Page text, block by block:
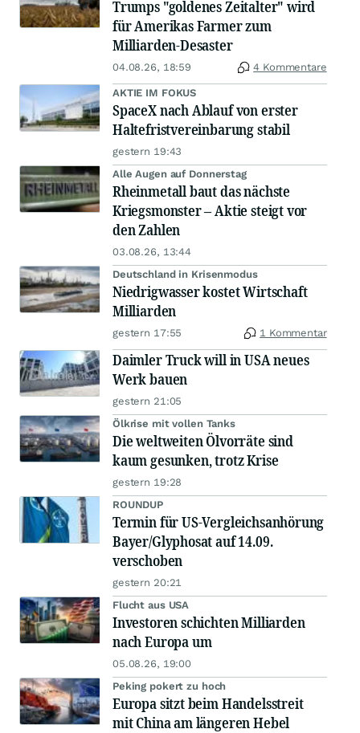
Trumps "goldenes Zeitalter" wird
für Amerikas Farmer zum
Milliarden-Desaster
04.08.26, 18:59 4 Kommentare
AKTIE IM FOKUS
SpaceX nach Ablauf von erster
Haltefristvereinbarung stabil
gestern 19:43
Alle Augen auf Donnerstag
Rheinmetall baut das nächste
Kriegsmonster – Aktie steigt vor
den Zahlen
03.08.26, 13:44
Deutschland in Krisenmodus
Niedrigwasser kostet Wirtschaft
Milliarden
gestern 17:55 1 Kommentar
Daimler Truck will in USA neues
Werk bauen
gestern 21:05
Ölkrise mit vollen Tanks
Die weltweiten Ölvorräte sind
kaum gesunken, trotz Krise
gestern 19:28
ROUNDUP
Termin für US-Vergleichsanhörung
Bayer/Glyphosat auf 14.09.
verschoben
gestern 20:21
Flucht aus USA
Investoren schichten Milliarden
nach Europa um
05.08.26, 19:00
Peking pokert zu hoch
Europa sitzt beim Handelsstreit
mit China am längeren Hebel